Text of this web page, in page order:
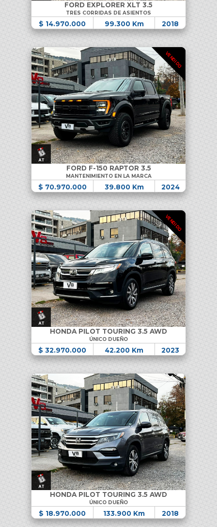
FORD EXPLORER XLT 3.5
TRES CORRIDAS DE ASIENTOS
$ 14.970.000 99.300 Km 2018
VENDIDO
FORD F-150 RAPTOR 3.5
MANTENIMIENTO EN LA MARCA
$ 70.970.000 39.800 Km 2024
VENDIDO
HONDA PILOT TOURING 3.5 AWD
ÚNICO DUEÑO
$ 32.970.000 42.200 Km 2023
HONDA PILOT TOURING 3.5 AWD
ÚNICO DUEÑO
$ 18.970.000 133.900 Km 2018